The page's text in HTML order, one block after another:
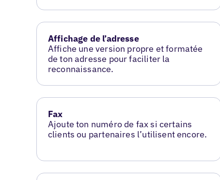
Affichage de l’adresse
Affiche une version propre et formatée
de ton adresse pour faciliter la
reconnaissance.
Fax
Ajoute ton numéro de fax si certains
clients ou partenaires l’utilisent encore.